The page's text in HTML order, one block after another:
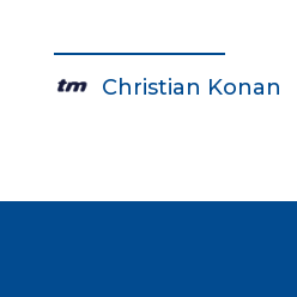
Christian Konan